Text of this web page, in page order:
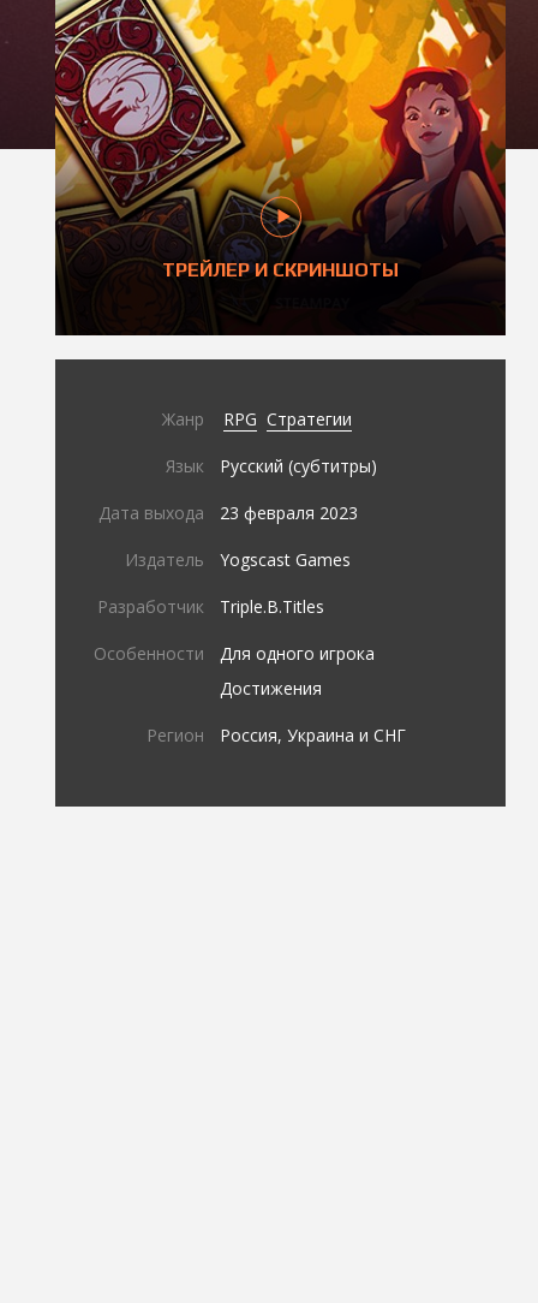
ТРЕЙЛЕР И СКРИНШОТЫ
Жанр RPG Стратегии
Язык Русский (субтитры)
Дата выхода 23 февраля 2023
Издатель Yogscast Games
Разработчик Triple.B.Titles
Особенности
Для одного игрока
Достижения
Регион Россия, Украина и СНГ